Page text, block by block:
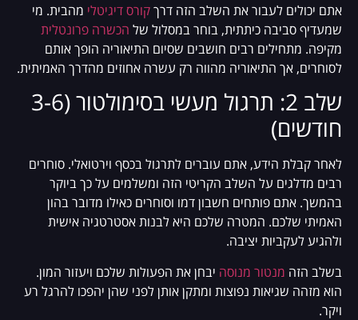
אתם יכולים לעבור את השלב הזה דרךקורס דיגיטלי מהבית. מי
שמעדיף סביבה כיתתית, בוחר במסלול של הכשרה פרונטלית
מקיפה. מתחילים רבים חושבים שסיום התיאוריה הופך אותם
לסוחרים, אך התיאוריה מהווה רק עשרה אחוזים מהדרך האמיתית.
שלב 2: תרגול מעשי בסימולטור (3-6
חודשים)
לאחר קבלת הידע, אתם עוברים לתרגול בכסף וירטואלי. סוחרים
רבים מדלגים על השלב הקריטי הזה ומשלמים על כך ביוקר
בהמשך. אתם פותחים חשבון דמו וסוחרים כאילו מדובר בהון
האמיתי שלכם. המטרה שלכם היא לבנות אסטרטגיה אישית
ולהגיע לעקביות יציבה.
בשלב הזה מנטור מנוסה יבחן את הפעולות שלכם ויעזור המון.
הוא מזהה שגיאות נפוצות ומתקן אותן לפני שהן יהפכו להרגל רע
ויקר.